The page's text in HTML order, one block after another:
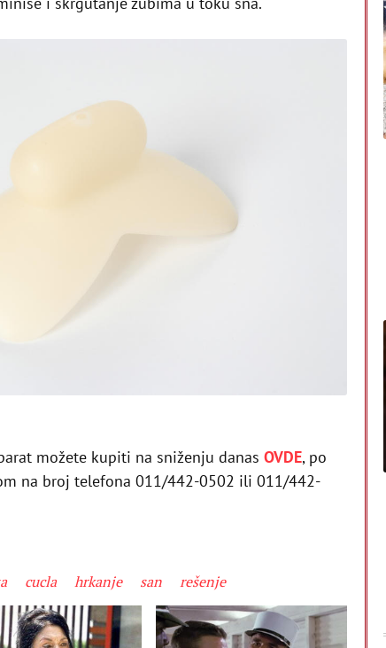
možete kupiti na sniženju danas OVDE, po
na broj telefona 011/442-0502 ili 011/442-
cucla hrkanje san rešenje